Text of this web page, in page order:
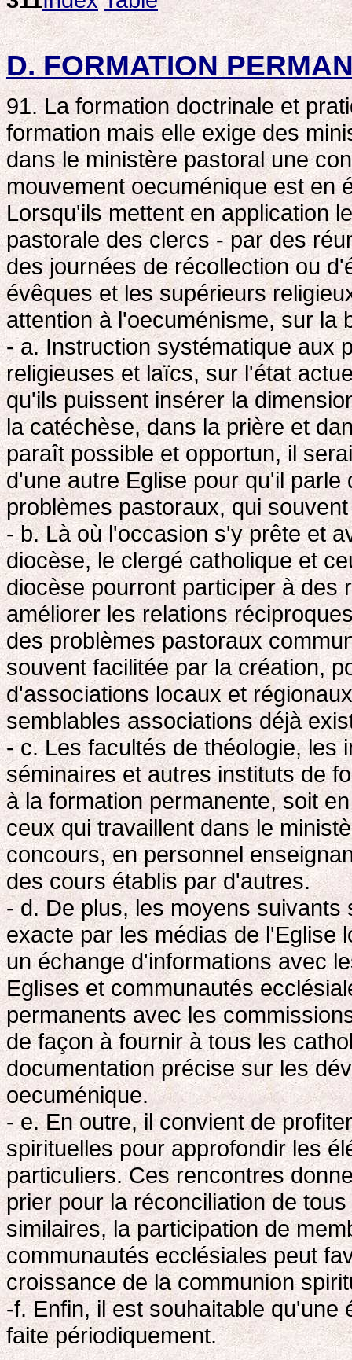
D. FORMATION
91. La formation doctrinale et
formation mais elle exige des
dans le ministère pastoral une
mouvement oecuménique est en
Lorsqu'ils mettent en application
pastorale des clercs - par des
des journées de récollection ou
évêques et les supérieurs
attention à l'oecuménisme, sur la
- a. Instruction systématique aux
religieuses et laïcs, sur l'état
qu'ils puissent insérer la
la catéchèse, dans la prière et
paraît possible et opportun, il
d'une autre Eglise pour qu'il
problèmes pastoraux, qui
- b. Là où l'occasion s'y prête et
diocèse, le clergé catholique et
diocèse pourront participer à des
améliorer les relations
des problèmes pastoraux
souvent facilitée par la création,
d'associations locaux et
semblables associations déjà
- c. Les facultés de théologie, les
séminaires et autres instituts de
à la formation permanente, soit
ceux qui travaillent dans le
concours, en personnel
des cours établis par d'autres.
- d. De plus, les moyens suivants
exacte par les médias de l'Eglise
un échange d'informations avec
Eglises et communautés
permanents avec les
de façon à fournir à tous les
documentation précise sur les
oecuménique.
- e. En outre, il convient de
spirituelles pour approfondir les
particuliers. Ces rencontres
prier pour la réconciliation de
similaires, la participation de
communautés ecclésiales peut
croissance de la communion
-f. Enfin, il est souhaitable qu'une
faite périodiquement.